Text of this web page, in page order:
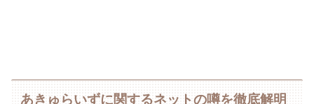
あきゅらいずに関するネットの噂を徹底解明